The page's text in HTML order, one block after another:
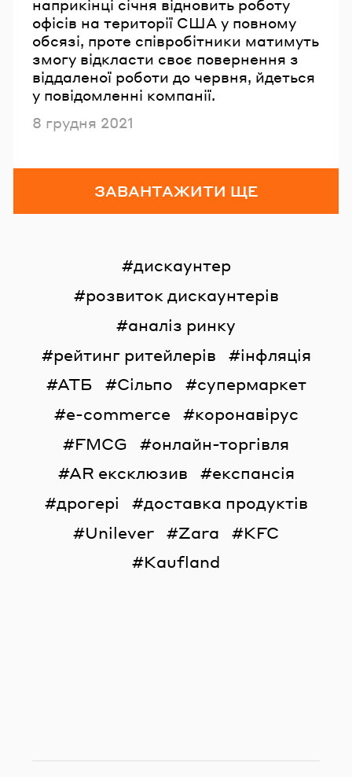
наприкінці січня відновить роботу
офісів на території США у повному
обсязі, проте співробітники матимуть
змогу відкласти своє повернення з
віддаленої роботи до червня, йдеться
у повідомленні компанії.
Опубліковано
8 грудня 2021
ЗАВАНТАЖИТИ ЩЕ
дискаунтер
розвиток дискаунтерів
аналіз ринку
рейтинг ритейлерів
інфляція
АТБ
Сільпо
супермаркет
e-commerce
коронавірус
FMCG
онлайн-торгівля
AR ексклюзив
експансія
дрогері
доставка продуктів
Unilever
Zara
KFC
Kaufland